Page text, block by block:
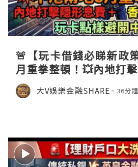
🚨【玩卡借錢必睇新政
月重拳整頓！💥內地打
港財仔收緊🔒，玩卡點樣
大V娛樂金融SHARE 36分